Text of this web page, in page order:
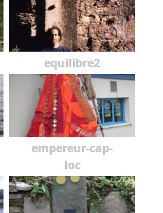
equilibre2
empereur-cap-
loc